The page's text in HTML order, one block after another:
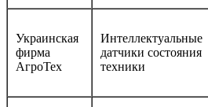
Украинская
фирма
АгроТех
Интеллектуальные
датчики состояния
техники